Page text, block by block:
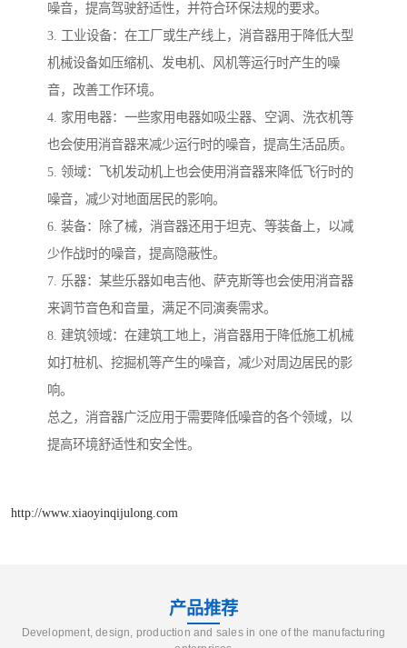
噪音，提高驾驶舒适性，并符合环保法规的要求。
3. 工业设备：在工厂或生产线上，消音器用于降低大型
机械设备如压缩机、发电机、风机等运行时产生的噪
音，改善工作环境。
4. 家用电器：一些家用电器如吸尘器、空调、洗衣机等
也会使用消音器来减少运行时的噪音，提高生活品质。
5. 领域：飞机发动机上也会使用消音器来降低飞行时的
噪音，减少对地面居民的影响。
6. 装备：除了械，消音器还用于坦克、等装备上，以减
少作战时的噪音，提高隐蔽性。
7. 乐器：某些乐器如电吉他、萨克斯等也会使用消音器
来调节音色和音量，满足不同演奏需求。
8. 建筑领域：在建筑工地上，消音器用于降低施工机械
如打桩机、挖掘机等产生的噪音，减少对周边居民的影
响。
总之，消音器广泛应用于需要降低噪音的各个领域，以
提高环境舒适性和安全性。
http://www.xiaoyinqijulong.com
产品推荐
Development, design, production and sales in one of the manufacturing